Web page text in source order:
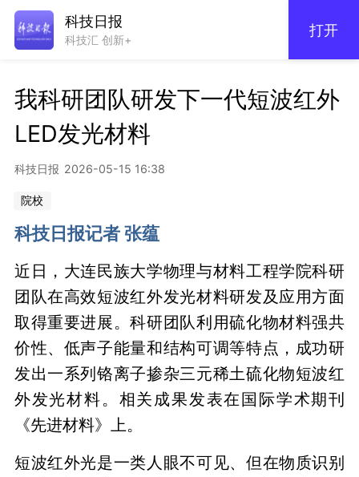
科技日报
科技汇 创新+
打开
我科研团队研发下一代短波红外
LED发光材料
科技日报 2026-05-15 16:38
院校
科技日报记者 张蕴
近日，大连民族大学物理与材料工程学院科研
团队在高效短波红外发光材料研发及应用方面
取得重要进展。科研团队利用硫化物材料强共
价性、低声子能量和结构可调等特点，成功研
发出一系列铬离子掺杂三元稀土硫化物短波红
外发光材料。相关成果发表在国际学术期刊
《先进材料》上。
短波红外光是一类人眼不可见、但在物质识别